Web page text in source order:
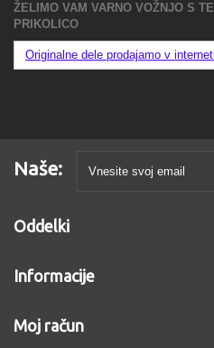
ŽELIMO VAM VARNO VOŽNJO S
PRIKOLICO
Originalne dele prodajamo v
Naše:
Oddelki
Informacije
Moj račun